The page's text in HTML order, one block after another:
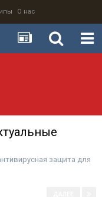
О нас
защита для